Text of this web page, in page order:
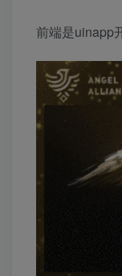
前端是uinapp